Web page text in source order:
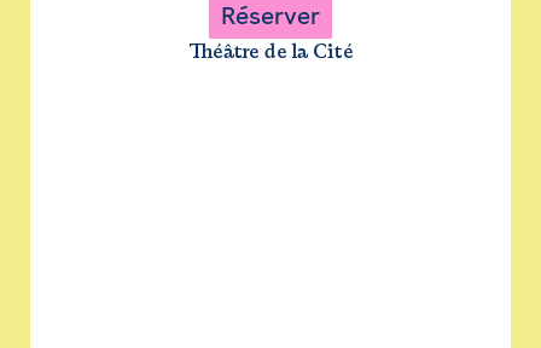
Réserver
Théâtre de la Cité